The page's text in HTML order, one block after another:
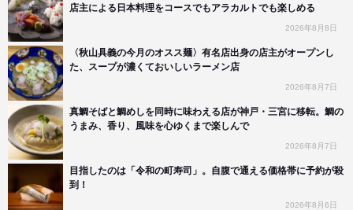
店主による日本料理をコースでもアラカルトでも楽しめる
2026年8月8日
〈秋山具義の今月のオスス麺〉有名店出身の店主がオープンし
た、スープが濃くておいしいラーメン店
2026年8月7日
真鯛そばと鯛めしを同時に味わえる店が神戸・三宮に移転。鯛の
うまみ、香り、風味を心ゆくまで楽しんで
2026年8月7日
目指したのは「令和の町寿司」。自腹で通える価格帯に予約が殺
到！
2026年8月6日